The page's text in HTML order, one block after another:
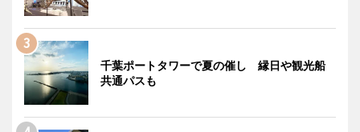
千葉ポートタワーで夏の催し 縁日や観光船
共通パスも